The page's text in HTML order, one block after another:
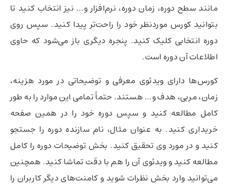
مانند سطح دوره، زمان دوره، نرم‌افزار و… نیز انتخاب کنید تا
بتوانید کورس موردنظر خود را راحت‌تر پیدا کنید. سپس روی
دوره انتخابی کلیک کنید. پنجره دیگری باز می‌شود که حاوی
اطلاعات آن دوره است.
کورس‌ها دارای ویدئوی معرفی و توضیحاتی در مورد هزینه،
زمان، مربی، هدف و… هستند. حتماً تمامی این موارد را به طور
کامل مطالعه کنید و سپس دوره خود را در همین صفحه
خریداری کنید. به عنوان مثال، نام سازنده دوره را جستجو
کنید و در مورد وی تحقیق کنید. بخش توضیحات دوره را کامل
مطالعه کنید و ویدئوی آن را هم با دقت تماشا کنید. همچنین
می‌توانید وارد بخش نظرات شوید و کامنت‌های دیگر کاربران را